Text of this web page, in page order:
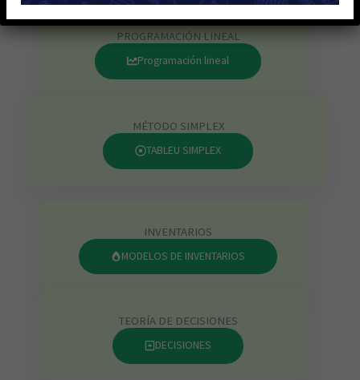
PROGRAMACIÓN LINEAL
Programación lineal
MÉTODO SIMPLEX
TABLEU SIMPLEX
INVENTARIOS
MODELOS DE INVENTARIOS
TEORÍA DE DECISIONES
DECISIONES